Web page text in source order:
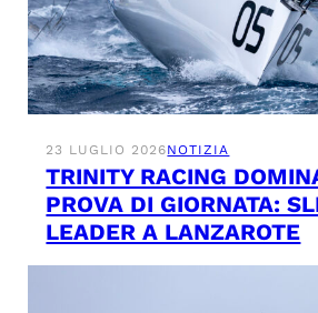
23 LUGLIO 2026NOTIZIA
TRINITY RACING
PROVA DI GIORNATA:
LEADER A LANZAROTE